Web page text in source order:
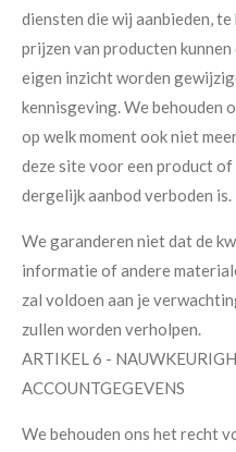
diensten die wij aanbieden,
prijzen van producten
eigen inzicht worden
kennisgeving. We behouden
op welk moment ook niet
deze site voor een product
dergelijk aanbod verboden is.
We garanderen niet dat de
informatie of andere
zal voldoen aan je
zullen worden verholpen.
ARTIKEL 6 -
ACCOUNTGEGEVENS
We behouden ons het recht